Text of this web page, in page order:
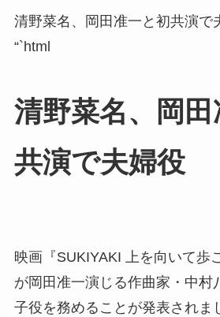
清野菜名、岡田准一と初共演で
“`html
清野菜名、岡田
共演で夫婦役
映画『SUKIYAKI 上を向いて歩
が岡田准一演じる作曲家・中村
子役を務めることが発表されま